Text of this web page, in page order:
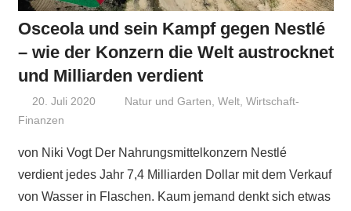
Osceola und sein Kampf gegen Nestlé
– wie der Konzern die Welt austrocknet
und Milliarden verdient
20. Juli 2020 Niki Vogt
Natur und Garten,Welt,Wirtschaft-
Finanzen
von Niki Vogt Der Nahrungsmittelkonzern Nestlé
verdient jedes Jahr 7,4 Milliarden Dollar mit dem Verkauf
von Wasser in Flaschen. Kaum jemand denkt sich etwas